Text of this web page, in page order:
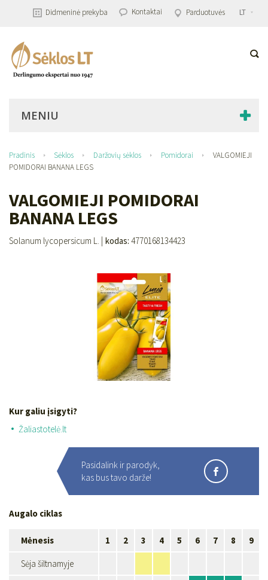
LT
Parduotuvės
Kontaktai
Didmeninė prekyba
MENIU
Pradinis Sėklos Daržovių sėklos Pomidorai
VALGOMIEJI
POMIDORAI BANANA LEGS
VALGOMIEJI POMIDORAI
BANANA LEGS
Solanum lycopersicum L. | kodas: 4770168134423
Kur galiu įsigyti?
Žaliastotelė.lt
Pasidalink ir parodyk,
kas bus tavo darže!
Augalo ciklas
Mėnesis 1 2 3 4 5 6 7 8 9
Sėja šiltnamyje